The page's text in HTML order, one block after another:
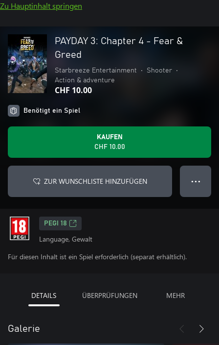
Zu Hauptinhalt springen
PAYDAY 3: Chapter 4 - Fear &
Greed
Starbreeze Entertainment • Shooter
•
Action & adventure
CHF 10.00
Benötigt ein Spiel
KAUFEN
CHF 10.00
ZUR WUNSCHLISTE HINZUFÜGEN ● ● ●
PEGI 18
Language, Gewalt
Für diesen Inhalt ist ein Spiel erforderlich (separat erhältlich).
DETAILS ÜBERPRÜFUNGEN MEHR
Galerie